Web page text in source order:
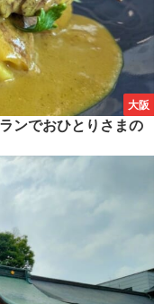
大阪
ンでおひとりさまの